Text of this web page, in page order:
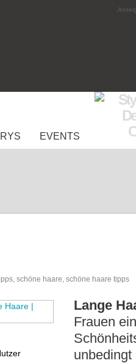
EVENTS
schöne haare, schöne haare tipps
Lange
Frauen ein